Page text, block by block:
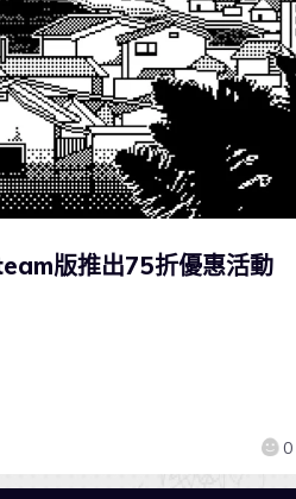
版推出75折優惠活動
0